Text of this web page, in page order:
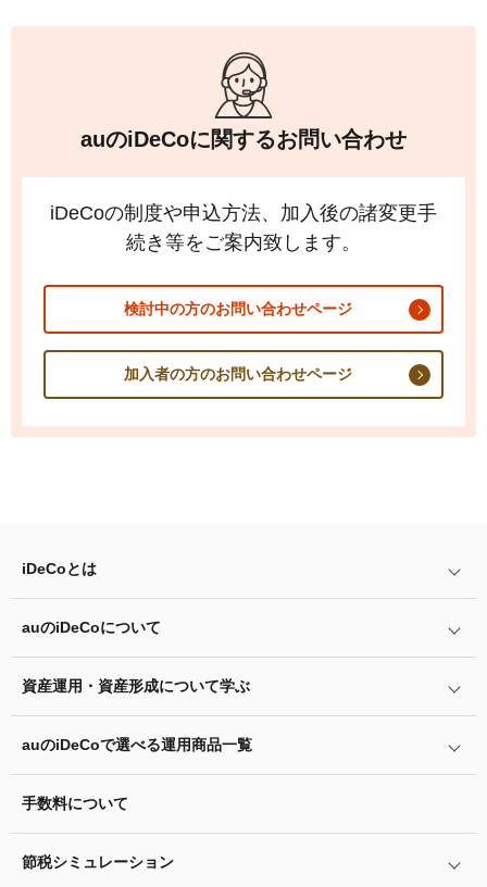
auのiDeCoに関するお問い合わせ
iDeCoの制度や申込方法、加入後の諸変更手
続き等をご案内致します。
検討中の方のお問い合わせページ
加入者の方のお問い合わせページ
iDeCoとは
iDeCoとは
iDeCoのメリットと留意点
掛金と拠出限度額
iDeCoの給付金について
脱退一時金について
auのiDeCoについて
auのiDeCoについて
の加入方法
他社のiDeCoからの変更方法
年単位拠出(掛金の納付月と金額を指定)について
資産運用・資産形成について学ぶ
あなたのお金を働き者に
マネーのレシピ
用語集
auのiDeCoで選べる運用商品一覧
リスク許容度診断
運用商品を知ろう
手数料について
節税シミュレーション